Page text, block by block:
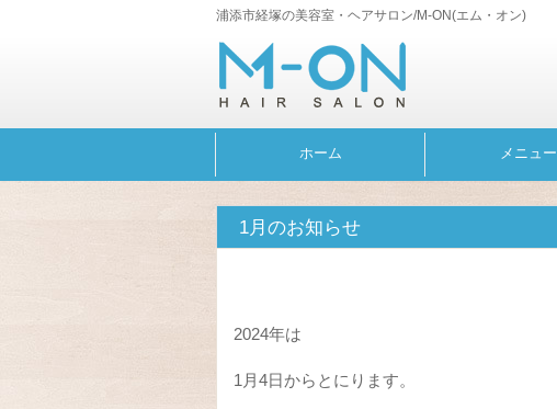
浦添市経塚の美容室・ヘアサロン/M-ON(エム・オン)
ホーム メニュー
1月のお知らせ
2024年は
1月4日からとにります。